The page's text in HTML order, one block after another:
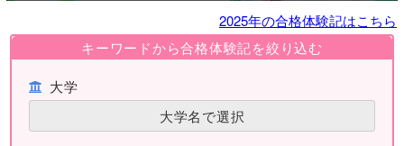
2025年の合格体験記はこちら
キーワードから合格体験記を絞り込む
大学
大学名で選択